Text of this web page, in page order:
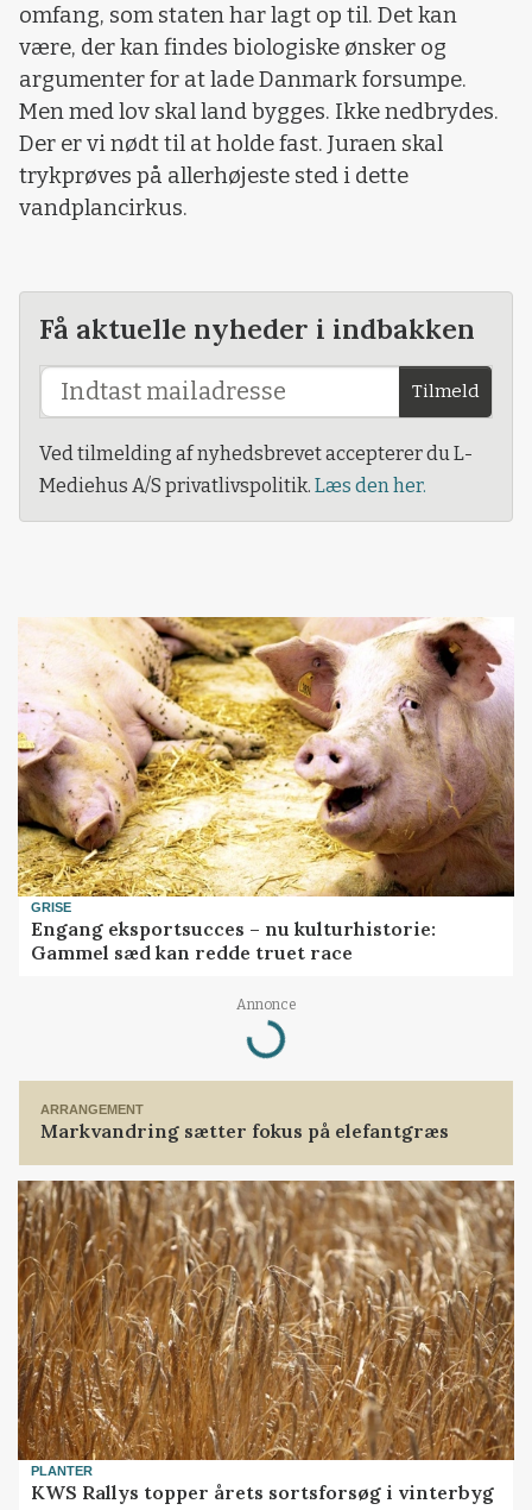
omfang, som staten har lagt op til. Det kan
være, der kan findes biologiske ønsker og
argumenter for at lade Danmark forsumpe.
Men med lov skal land bygges. Ikke nedbrydes.
Der er vi nødt til at holde fast. Juraen skal
trykprøves på allerhøjeste sted i dette
vandplancirkus.
Få aktuelle nyheder i indbakken
Tilmeld
Ved tilmelding af nyhedsbrevet accepterer du L-
Mediehus A/S privatlivspolitik. Læs den her.
GRISE
Engang eksportsucces – nu kulturhistorie:
Gammel sæd kan redde truet race
Annonce
Loading...
ARRANGEMENT
Markvandring sætter fokus på elefantgræs
PLANTER
KWS Rallys topper årets sortsforsøg i vinterbyg